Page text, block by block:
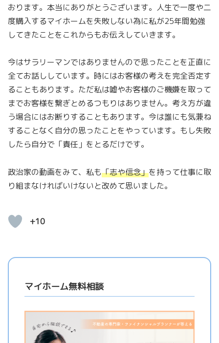
おります。本当にありがとうございます。人生で一度や二
度購入するマイホームを失敗しない為に私が25年間勉強
してきたことをこれからもお伝えしていきます。
今はサラリーマンではありませんので思ったことを正直に
全てお話ししています。時にはお客様の考えを完全否定す
ることもあります。ただ私は嘘やお客様のご機嫌を取って
までお客様を繋ぎとめるつもりはありません。考え方が違
う場合にはお断りすることもあります。今は誰にも気兼ね
することなく自分の思ったことをやっています。もし失敗
したら自分で「責任 」をとるだけです。
政治家の動画をみて、私も「志や信念」を持って仕事に取
り組まなければいけないと改めて思いました。
+10
マイホーム無料相談